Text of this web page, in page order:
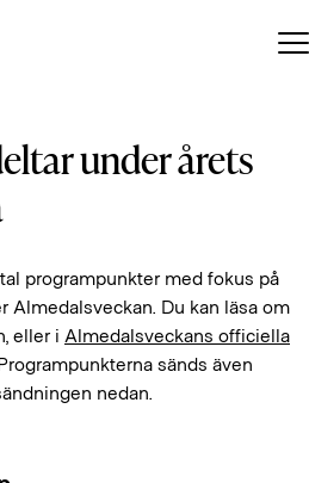
under årets
programpunkter med fokus på
Du kan läsa om
eller i Almedalsveckans officiella
sänds även
nedan.